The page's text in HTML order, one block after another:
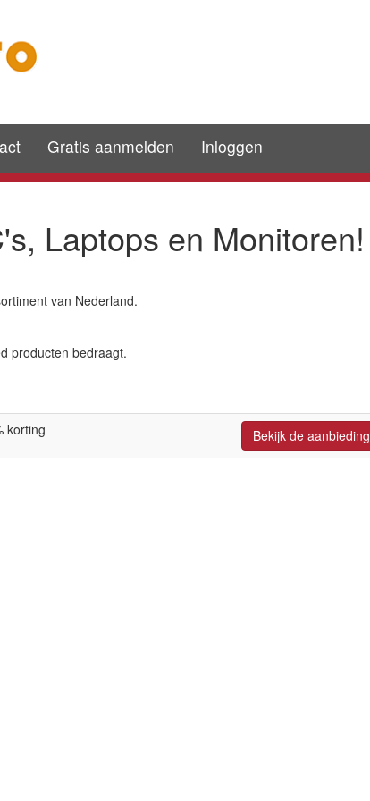
Gratis aanmelden Inloggen
Laptops en Monitoren!
van Nederland.
producten bedraagt.
korting Bekijk de aanbieding